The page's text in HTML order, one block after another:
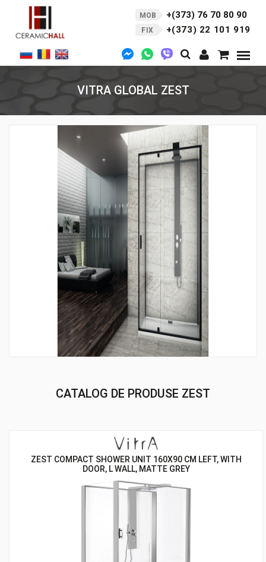
MOB +(373) 76 70 80 90
FIX +(373) 22 101 919
VITRA GLOBAL ZEST
CATALOG DE PRODUSE ZEST
ZEST COMPACT SHOWER UNIT 160X90 CM LEFT, WITH
DOOR, L WALL, MATTE GREY